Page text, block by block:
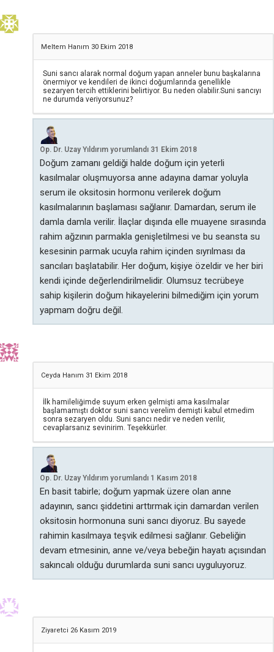
Meltem Hanım 30 Ekim 2018
Suni sancı alarak normal doğum yapan anneler bunu başkalarına
önermiyor ve kendileri de ikinci doğumlarında genellikle
sezaryen tercih ettiklerini belirtiyor. Bu neden olabilir.Suni sancıyı
ne durumda veriyorsunuz?
Op. Dr. Uzay Yıldırım yorumlandı 31 Ekim 2018
Doğum zamanı geldiği halde doğum için yeterli
kasılmalar oluşmuyorsa anne adayına damar yoluyla
serum ile oksitosin hormonu verilerek doğum
kasılmalarının başlaması sağlanır. Damardan, serum ile
damla damla verilir. İlaçlar dışında elle muayene sırasında
rahim ağzının parmakla genişletilmesi ve bu seansta su
kesesinin parmak ucuyla rahim içinden sıyrılması da
sancıları başlatabilir. Her doğum, kişiye özeldir ve her biri
kendi içinde değerlendirilmelidir. Olumsuz tecrübeye
sahip kişilerin doğum hikayelerini bilmediğim için yorum
yapmam doğru değil.
Ceyda Hanım 31 Ekim 2018
İlk hamileliğimde suyum erken gelmişti ama kasılmalar
başlamamıştı doktor suni sancı verelim demişti kabul etmedim
sonra sezaryen oldu. Suni sancı nedir ve neden verilir,
cevaplarsanız sevinirim. Teşekkürler.
Op. Dr. Uzay Yıldırım yorumlandı 1 Kasım 2018
En basit tabirle; doğum yapmak üzere olan anne
adayının, sancı şiddetini arttırmak için damardan verilen
oksitosin hormonuna suni sancı diyoruz. Bu sayede
rahimin kasılmaya teşvik edilmesi sağlanır. Gebeliğin
devam etmesinin, anne ve/veya bebeğin hayatı açısından
sakıncalı olduğu durumlarda suni sancı uyguluyoruz.
Ziyaretci 26 Kasım 2019